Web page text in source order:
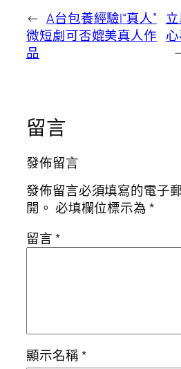
← A台包養經驗I“真人”
微短劇可否媲美真人作
品
留言
發佈留言
發佈留言必須填寫的電子
開。 必填欄位標示為*
留言*
顯示名稱*